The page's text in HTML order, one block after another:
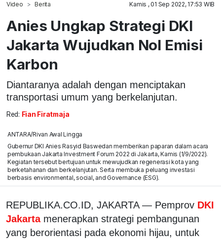
Video Berita Kamis , 01 Sep 2022, 17:53 WIB
Anies Ungkap Strategi DKI
Jakarta Wujudkan Nol Emisi
Karbon
Diantaranya adalah dengan menciptakan
transportasi umum yang berkelanjutan.
Red: Fian Firatmaja
ANTARA/Rivan Awal Lingga
Gubernur DKI Anies Rasyid Baswedan memberikan paparan dalam acara
pembukaan Jakarta Investment Forum 2022 di Jakarta, Kamis (1/9/2022).
Kegiatan tersebut bertujuan untuk mewujudkan regenerasi kota yang
berketahanan dan berkelanjutan. Serta membuka peluang investasi
berbasis environmental, social, and Governance (ESG).
REPUBLIKA.CO.ID, JAKARTA — Pemprov DKI
Jakarta menerapkan strategi pembangunan
yang berorientasi pada ekonomi hijau, untuk